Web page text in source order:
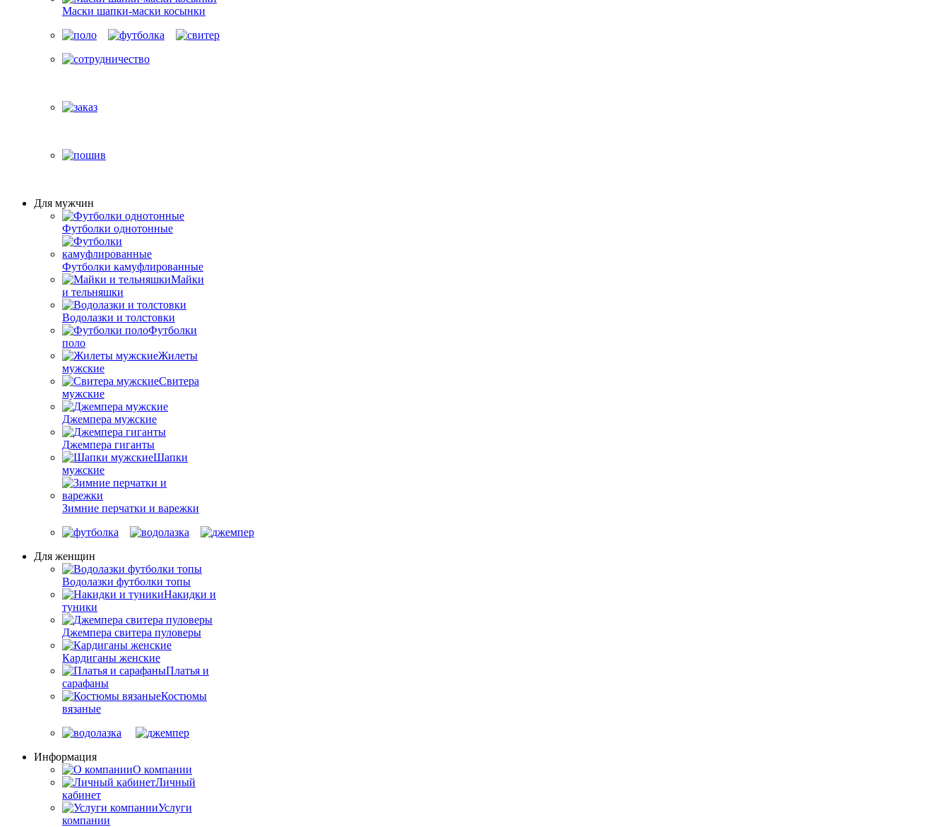
Маски шапки-маски косынки
Для мужчин
Футболки однотонные
Футболки камуфлированные
Майки
и тельняшки
Водолазки и толстовки
Футболки
поло
Жилеты
мужские
Свитера
мужские
Джемпера мужские
Джемпера гиганты
Шапки
мужские
Зимние перчатки и варежки
Для женщин
Водолазки футболки топы
Накидки и
туники
Джемпера свитера пуловеры
Кардиганы женские
Платья и
сарафаны
Костюмы
вязаные
Информация
О компании
Личный
кабинет
Услуги
компании